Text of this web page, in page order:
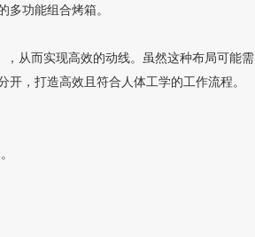
多功能组合烤箱。
而实现高效的动线。虽然这种布局可能需
，打造高效且符合人体工学的工作流程。